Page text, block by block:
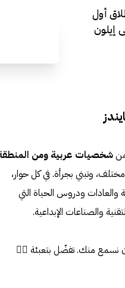
أول
إيلون
شخصيات عربية ومن
وتبني بجرأة. في كل حوار،
ودروس الحياة التي
والصناعات الإبداعية.
نسمع منك. تفضّل بتعبئة 👈🏼